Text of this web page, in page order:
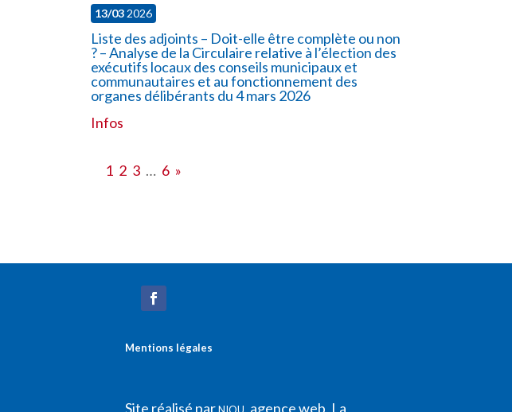
13/032026
Liste des adjoints – Doit-elle être complète ou non
? – Analyse de la Circulaire relative à l’élection des
exécutifs locaux des conseils municipaux et
communautaires et au fonctionnement des
organes délibérants du 4 mars 2026
Infos
1 2 3 … 6 »
Mentions légales
Site réalisé par
, agence web, La